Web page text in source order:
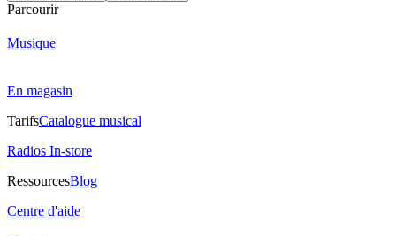
Parcourir
Musique
En magasin
TarifsCatalogue musical
Radios In-store
RessourcesBlog
Centre d'aide